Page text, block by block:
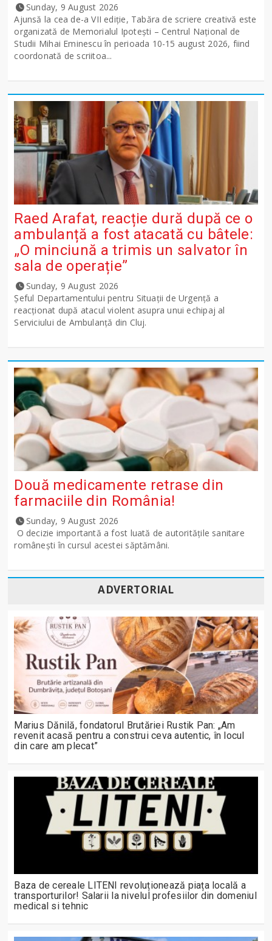
Sunday, 9 August 2026
Ajunsă la cea de-a VII ediție, Tabăra de scriere creativă este
organizată de Memorialul Ipotești – Centrul Național de
Studii Mihai Eminescu în perioada 10-15 august 2026, fiind
coordonată de scriitoa...
Raed Arafat, reacție dură după ce o
ambulanță a fost atacată cu bâtele:
„O minciună a trimis un salvator în
sala de operație”
Sunday, 9 August 2026
Șeful Departamentului pentru Situații de Urgență a
reacționat după atacul violent asupra unui echipaj al
Serviciului de Ambulanță din Cluj.
Două medicamente retrase din
farmaciile din România!
Sunday, 9 August 2026
O decizie importantă a fost luată de autoritățile sanitare
românești în cursul acestei săptămâni.
ADVERTORIAL
Marius Dănilă, fondatorul Brutăriei Rustik Pan: „Am
revenit acasă pentru a construi ceva autentic, în locul
din care am plecat”
Baza de cereale LITENI revoluționează piața locală a
transporturilor! Salarii la nivelul profesiilor din domeniul
medical si tehnic